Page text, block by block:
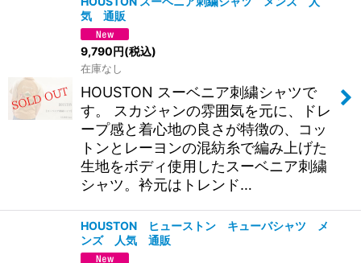
気 通販
9,790円(税込)
在庫なし
HOUSTON スーベニア刺繍シャツで
す。 スカジャンの雰囲気を元に、ドレ
ープ感と着心地の良さが特徴の、コッ
トンとレーヨンの混紡糸で編み上げた
生地をボディ使用したスーベニア刺繍
シャツ。衿元はトレンド…
HOUSTON ヒューストン キューバシャツ メ
ンズ 人気 通販